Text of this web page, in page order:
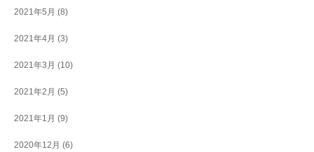
2021年5月 (8)
2021年4月 (3)
2021年3月 (10)
2021年2月 (5)
2021年1月 (9)
2020年12月 (6)